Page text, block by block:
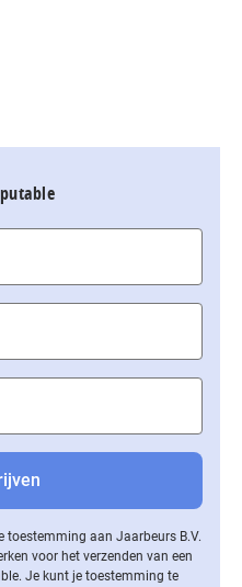
toestemming aan Jaarbeurs B.V.
voor het verzenden van een
Je kunt je toestemming te